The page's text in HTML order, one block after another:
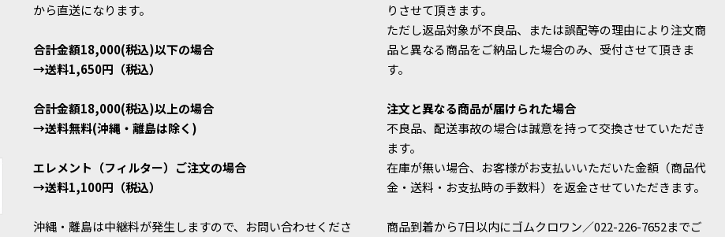
から直送になります。
合計金額18,000(税込)以下の場合
→送料1,650円（税込）
合計金額18,000(税込)以上の場合
→送料無料(沖縄・離島は除く)
エレメント（フィルター）ご注文の場合
→送料1,100円（税込）
沖縄・離島は中継料が発生しますので、お問い合わせくださ
りさせて頂きます。
ただし返品対象が不良品、または誤配等の理由により注文商
品と異なる商品をご納品した場合のみ、受付させて頂きま
す。
注文と異なる商品が届けられた場合
不良品、配送事故の場合は誠意を持って交換させていただき
ます。
在庫が無い場合、お客様がお支払いいただいた金額（商品代
金・送料・お支払時の手数料）を返金させていただきます。
商品到着から7日以内にゴムクロワン／022-226-7652までご